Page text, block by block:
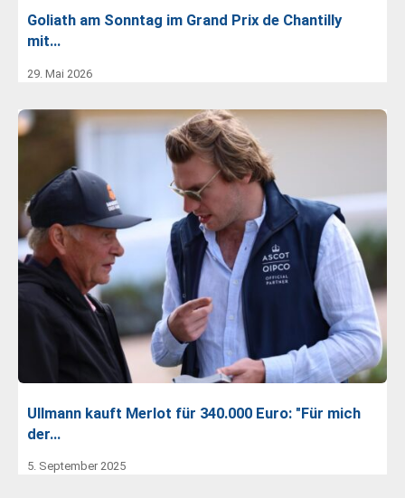
Goliath am Sonntag im Grand Prix de Chantilly
mit…
29. Mai 2026
Ullmann kauft Merlot für 340.000 Euro: "Für mich
der…
5. September 2025